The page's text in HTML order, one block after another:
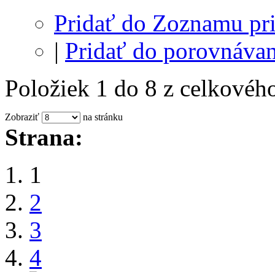
Pridať do Zoznamu
| Pridať do
Položiek 1 do 8 z
Zobraziť na stránku
Strana:
1
2
3
4